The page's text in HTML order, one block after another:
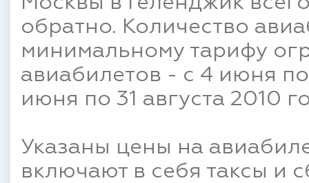
обратно. Количество
минимальному тарифу
авиабилетов - с 4 июня
июня по 31 августа 2010
Указаны цены на
включают в себя таксы и